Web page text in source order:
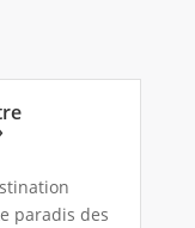
paradis des